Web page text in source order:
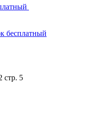
бесплатный
стр. 5